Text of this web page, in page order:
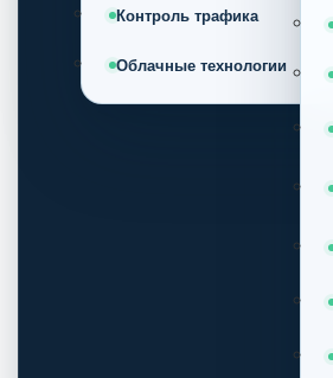
Контроль трафика
Облачные технологии